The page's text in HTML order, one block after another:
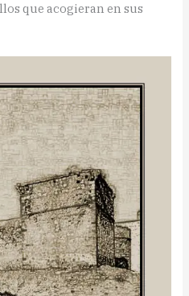
que acogieran en sus